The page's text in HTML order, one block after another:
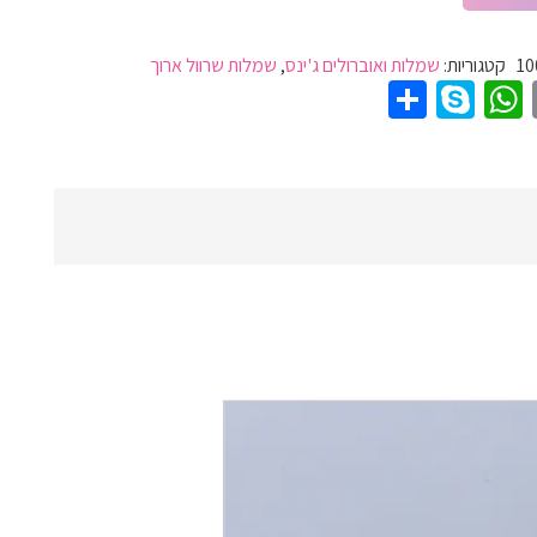
קטגוריות: שמלות ואוברולים ג'ינס, שמלות שרוול ארוך
Email
WhatsApp
Skype